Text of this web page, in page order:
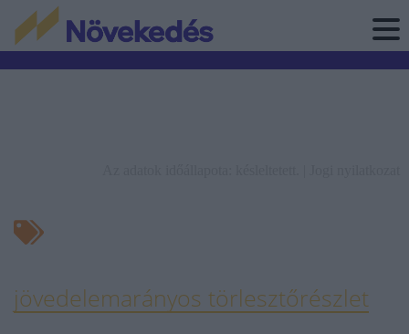
jövedelemarányos törlesztőrészlet